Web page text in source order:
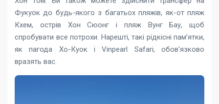
Фукуок до будь-якого з багатьох пляжів, як-от пляж
Кхем, острів Хон Сюонг і пляж Вунг Бау, щоб
спробувати все потрохи. Нарешті, такі рідкісні пам’ятки,
як пагода Хо-Куок і Vinpearl Safari, обов’язково
вразять вас.